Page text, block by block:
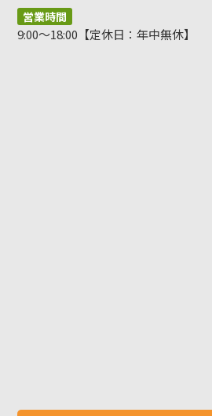
営業時間
9:00～18:00【定休日：年中無休】